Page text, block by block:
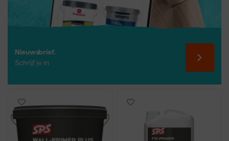
Nieuwsbrief.
Schrijf je in